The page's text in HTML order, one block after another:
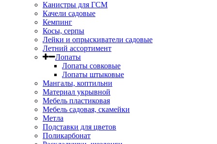
Канистры для ГСМ
Качели садовые
Кемпинг
Косы, серпы
Лейки и опрыскиватели садовые
Летний ассортимент
Лопаты
Лопаты совковые
Лопаты штыковые
Мангалы, коптильни
Материал укрывной
Мебель пластиковая
Мебель садовая, скамейки
Метла
Подставки для цветов
Поликарбонат